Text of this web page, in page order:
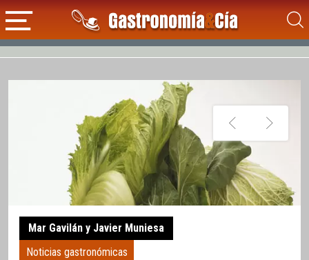
Mar Gavilán y Javier Muniesa
Noticias gastronómicas